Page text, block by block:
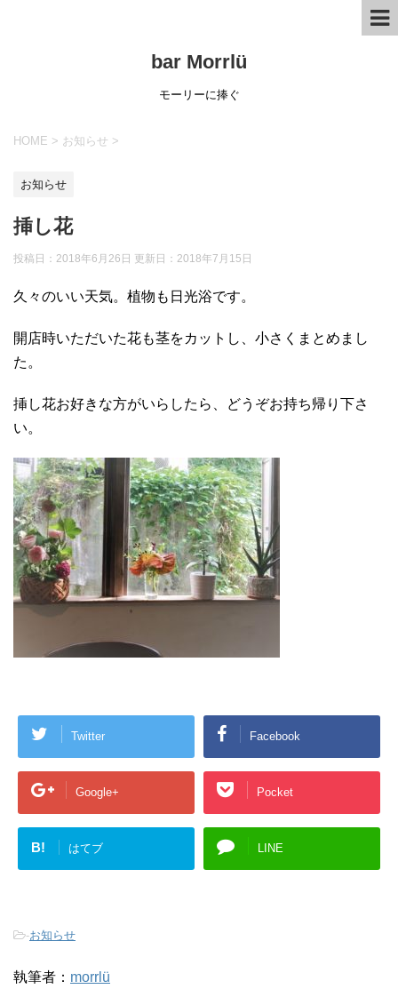
bar Morrlü
モーリーに捧ぐ
HOME > お知らせ >
お知らせ
挿し花
投稿日：2018年6月26日 更新日： 2018年7月15日
久々のいい天気。植物も日光浴です。
開店時いただいた花も茎をカットし、小さくまとめまし
た。
挿し花お好きな方がいらしたら、どうぞお持ち帰り下さ
い。
Twitter Facebook
Google+ Pocket
B! はてブ LINE
-お知らせ
執筆者： morrlü